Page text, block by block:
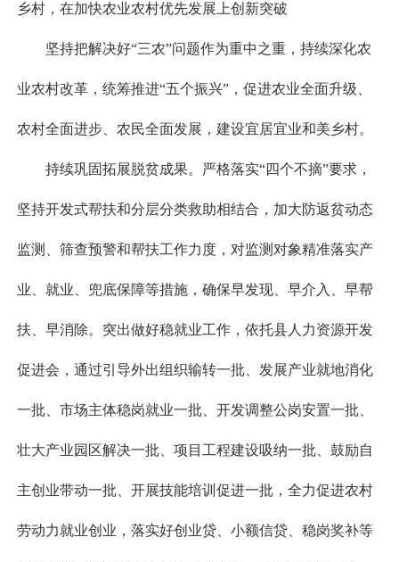
乡村，在加快农业农村优先发展上创新突破
坚持把解决好“三农”问题作为重中之重，持续深化农
业农村改革，统筹推进“五个振兴”，促进农业全面升级、
农村全面进步、农民全面发展，建设宜居宜业和美乡村。
持续巩固拓展脱贫成果。严格落实“四个不摘”要求，
坚持开发式帮扶和分层分类救助相结合，加大防返贫动态
监测、筛查预警和帮扶工作力度，对监测对象精准落实产
业、就业、兜底保障等措施，确保早发现、早介入、早帮
扶、早消除。突出做好稳就业工作，依托县人力资源开发
促进会，通过引导外出组织输转一批、发展产业就地消化
一批、市场主体稳岗就业一批、开发调整公岗安置一批、
壮大产业园区解决一批、项目工程建设吸纳一批、鼓励自
主创业带动一批、开展技能培训促进一批，全力促进农村
劳动力就业创业，落实好创业贷、小额信贷、稳岗奖补等